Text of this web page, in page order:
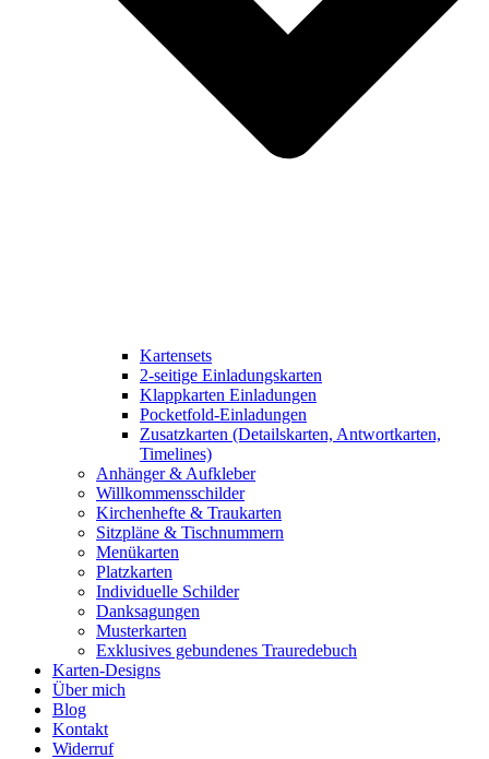
Kartensets
2-seitige Einladungskarten
Klappkarten Einladungen
Pocketfold-Einladungen
Zusatzkarten (Detailskarten, Antwortkarten,
Timelines)
Anhänger & Aufkleber
Willkommensschilder
Kirchenhefte & Traukarten
Sitzpläne & Tischnummern
Menükarten
Platzkarten
Individuelle Schilder
Danksagungen
Musterkarten
Exklusives gebundenes Trauredebuch
Karten-Designs
Über mich
Blog
Kontakt
Widerruf